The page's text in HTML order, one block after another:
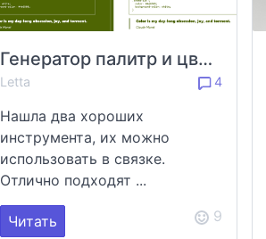
Генератор палитр и цветовых пар
Letta 4
Нашла два хороших
инструмента, их можно
использовать в связке.
Отлично подходят ...
Читать 9